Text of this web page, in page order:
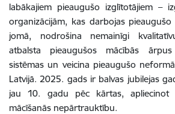
labākajiem pieaugušo izglītotājiem –
organizācijām, kas darbojas
jomā, nodrošina nemainīgi
atbalsta pieaugušos mācībās
sistēmas un veicina pieaugušo
Latvijā. 2025. gads ir balvas jubilejas
jau 10. gadu pēc kārtas, apliecinot
mācīšanās nepārtrauktību.